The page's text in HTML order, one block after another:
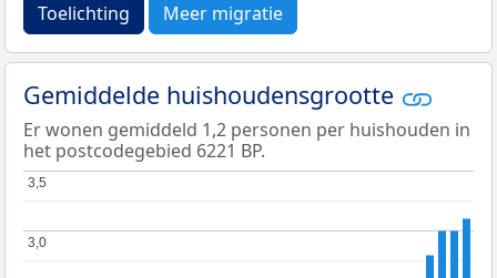
Toelichting Meer migratie
Gemiddelde huishoudensgrootte
Er wonen gemiddeld 1,2 personen per huishouden in
het postcodegebied 6221 BP.
3,0
3,0
3,5
3,5